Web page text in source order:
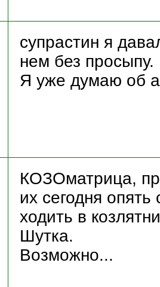
супрастин я
нем без просыпу.
Я уже думаю об
КОЗОматрица,
их сегодня
ходить в
Шутка.
Возможно...